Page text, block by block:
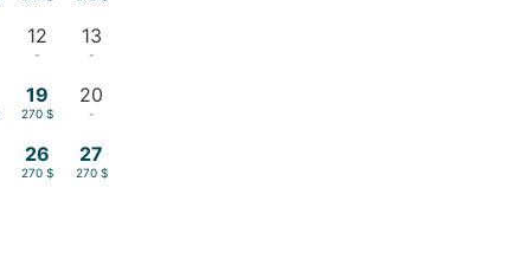
12
-
13
-
19
270 $
20
-
26
270 $
27
270 $